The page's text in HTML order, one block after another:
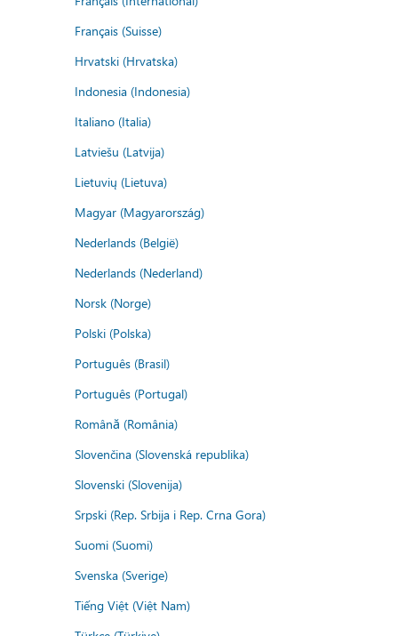
Français (Suisse)
Hrvatski (Hrvatska)
Indonesia (Indonesia)
Italiano (Italia)
Latviešu (Latvija)
Lietuvių (Lietuva)
Magyar (Magyarország)
Nederlands (België)
Nederlands (Nederland)
Norsk (Norge)
Polski (Polska)
Português (Brasil)
Português (Portugal)
Română (România)
Slovenčina (Slovenská republika)
Slovenski (Slovenija)
Srpski (Rep. Srbija i Rep. Crna Gora)
Suomi (Suomi)
Svenska (Sverige)
Tiếng Việt (Việt Nam)